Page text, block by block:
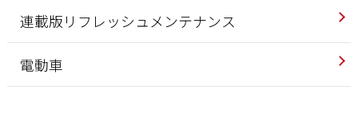
連載版リフレッシュメンテナンス
電動車